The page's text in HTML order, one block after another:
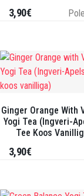
3,90€
Ginger Orange With
Yogi Tea (Ingveri-
Tee Koos
3,90€